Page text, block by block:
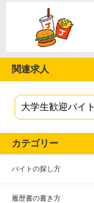
関連求人
大学生歓迎バイト
カテゴリー
バイトの探し方
履歴書の書き方